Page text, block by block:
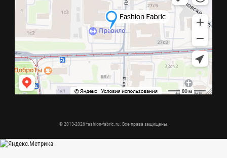
© 2013-2026 fashion-fabric.ru. Все права защищены.